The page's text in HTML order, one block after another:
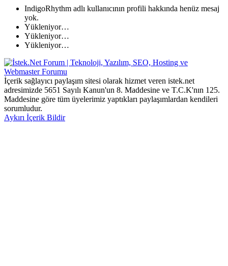
IndigoRhythm adlı kullanıcının profili hakkında henüz mesaj
yok.
Yükleniyor…
Yükleniyor…
Yükleniyor…
İçerik sağlayıcı paylaşım sitesi olarak hizmet veren istek.net
adresimizde 5651 Sayılı Kanun'un 8. Maddesine ve T.C.K'nın 125.
Maddesine göre tüm üyelerimiz yaptıkları paylaşımlardan kendileri
sorumludur.
Aykırı İçerik Bildir